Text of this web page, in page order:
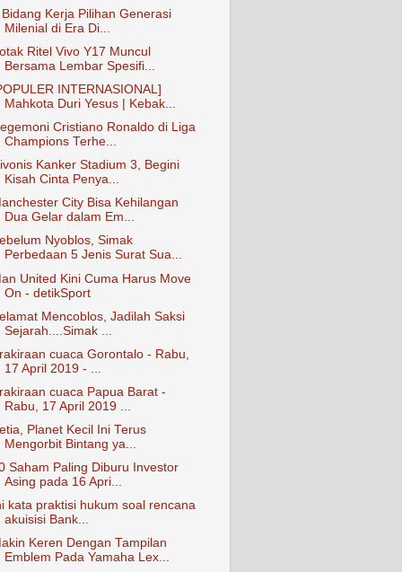
Kerja Pilihan Generasi
Milenial di Era Di...
Ritel Vivo Y17 Muncul
Bersama Lembar Spesifi...
INTERNASIONAL]
Mahkota Duri Yesus | Kebak...
Cristiano Ronaldo di Liga
Champions Terhe...
Kanker Stadium 3, Begini
Kisah Cinta Penya...
City Bisa Kehilangan
Dua Gelar dalam Em...
Nyoblos, Simak
Perbedaan 5 Jenis Surat Sua...
United Kini Cuma Harus Move
On - detikSport
Mencoblos, Jadilah Saksi
Sejarah....Simak ...
cuaca Gorontalo - Rabu,
17 April 2019 - ...
cuaca Papua Barat -
Rabu, 17 April 2019 ...
Planet Kecil Ini Terus
Mengorbit Bintang ya...
Saham Paling Diburu Investor
Asing pada 16 Apri...
kata praktisi hukum soal rencana
akuisisi Bank...
Keren Dengan Tampilan
Emblem Pada Yamaha Lex...